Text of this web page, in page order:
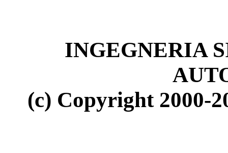
INGEGNERIA
(c) Copyright 2000-